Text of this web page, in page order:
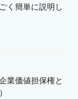
く簡単に説明し
業価値担保権と